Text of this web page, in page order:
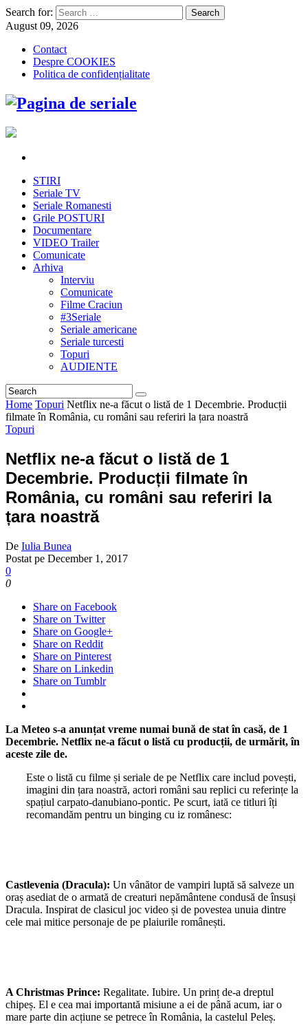
Search for:
August 09, 2026
Contact
Despre COOKIES
Politica de confidențialitate
STIRI
Seriale TV
Seriale Romanesti
Grile POSTURI
Documentare
VIDEO Trailer
Comunicate
Arhiva
Interviu
Comunicate
Filme Craciun
#3Seriale
Seriale americane
Seriale turcesti
Topuri
AUDIENTE
Home Topuri Netflix ne-a făcut o listă de 1 Decembrie. Producții
filmate în România, cu români sau referiri la țara noastră
Topuri
Netflix ne-a făcut o listă de 1
Decembrie. Producții filmate în
România, cu români sau referiri la
țara noastră
De Iulia Bunea
Postat pe December 1, 2017
0
0
Share on Facebook
Share on Twitter
Share on Google+
Share on Reddit
Share on Pinterest
Share on Linkedin
Share on Tumblr
La Meteo s-a anunțat vreme numai bună de stat în casă, de 1
Decembrie. Netflix ne-a făcut o listă cu producții, de urmărit, în
aceste zile de.
Este o listă cu filme și seriale de pe Netflix care includ povești,
imagini din țara noastră, actori români sau replici cu referințe la
spațiul carpato-danubiano-pontic. Pe scurt, iată ce titluri îți
recomandăm pentru un binging cu iz românesc:
Castlevenia (Dracula): Un vânător de vampiri luptă să salveze un
oraș asediat de o armată de creaturi nepământene condusă de însuși
Dracula. Inspirat de clasicul joc video și de povestea unuia dintre
cele mai mitice personaje de pe plaiurile românești.
A Christmas Prince: Regalitate. Iubire. Un prinț de-a dreptul
chipeș. El e cea mai importantă misiune a ei de până acum, iar o
mare parte din acțiune se petrece în România, la castelul Peleș.